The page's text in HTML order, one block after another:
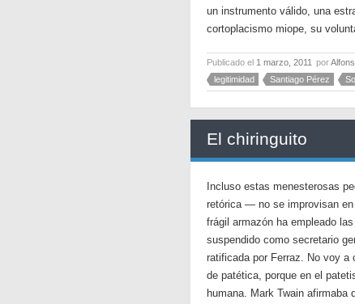
un instrumento válido, una
cortoplacismo miope, su
Publicado el 1 marzo, 2011 por
legitimidad
Santiago Pérez
El chiringuito
Incluso estas menesterosas
retórica — no se improvisan
frágil armazón ha empleado
suspendido como secretario
ratificada por Ferraz. No voy a
de patética, porque en el
humana. Mark Twain